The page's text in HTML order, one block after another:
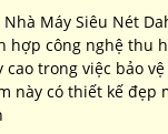
Nhà Máy Siêu Nét
hợp công nghệ thu
trong việc bảo
này có thiết kế đẹp